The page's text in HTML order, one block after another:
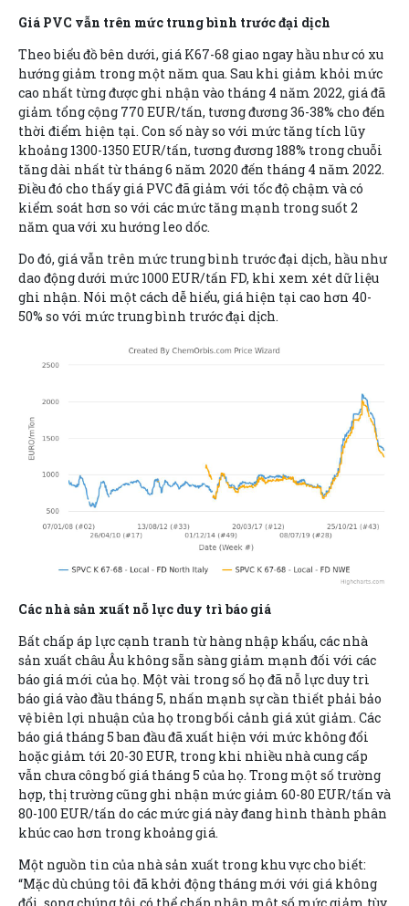
Giá PVC vẫn trên mức trung bình trước đại dịch
Theo biểu đồ bên dưới, giá K67-68 giao ngay hầu như có xu
hướng giảm trong một năm qua. Sau khi giảm khỏi mức
cao nhất từng được ghi nhận vào tháng 4 năm 2022, giá đã
giảm tổng cộng 770 EUR/tấn, tương đương 36-38% cho đến
thời điểm hiện tại. Con số này so với mức tăng tích lũy
khoảng 1300-1350 EUR/tấn, tương đương 188% trong chuỗi
tăng dài nhất từ tháng 6 năm 2020 đến tháng 4 năm 2022.
Điều đó cho thấy giá PVC đã giảm với tốc độ chậm và có
kiểm soát hơn so với các mức tăng mạnh trong suốt 2
năm qua với xu hướng leo dốc.
Do đó, giá vẫn trên mức trung bình trước đại dịch, hầu như
dao động dưới mức 1000 EUR/tấn FD, khi xem xét dữ liệu
ghi nhận. Nói một cách dễ hiểu, giá hiện tại cao hơn 40-
50% so với mức trung bình trước đại dịch.
Các nhà sản xuất nỗ lực duy trì báo giá
Bất chấp áp lực cạnh tranh từ hàng nhập khẩu, các nhà
sản xuất châu Âu không sẵn sàng giảm mạnh đối với các
báo giá mới của họ. Một vài trong số họ đã nỗ lực duy trì
báo giá vào đầu tháng 5, nhấn mạnh sự cần thiết phải bảo
vệ biên lợi nhuận của họ trong bối cảnh giá xút giảm. Các
báo giá tháng 5 ban đầu đã xuất hiện với mức không đổi
hoặc giảm tới 20-30 EUR, trong khi nhiều nhà cung cấp
vẫn chưa công bố giá tháng 5 của họ. Trong một số trường
hợp, thị trường cũng ghi nhận mức giảm 60-80 EUR/tấn và
80-100 EUR/tấn do các mức giá này đang hình thành phân
khúc cao hơn trong khoảng giá.
Một nguồn tin của nhà sản xuất trong khu vực cho biết:
“Mặc dù chúng tôi đã khởi động tháng mới với giá không
đổi, song chúng tôi có thể chấp nhận một số mức giảm tùy